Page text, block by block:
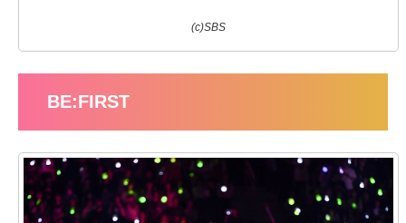
(c)SBS
BE:FIRST